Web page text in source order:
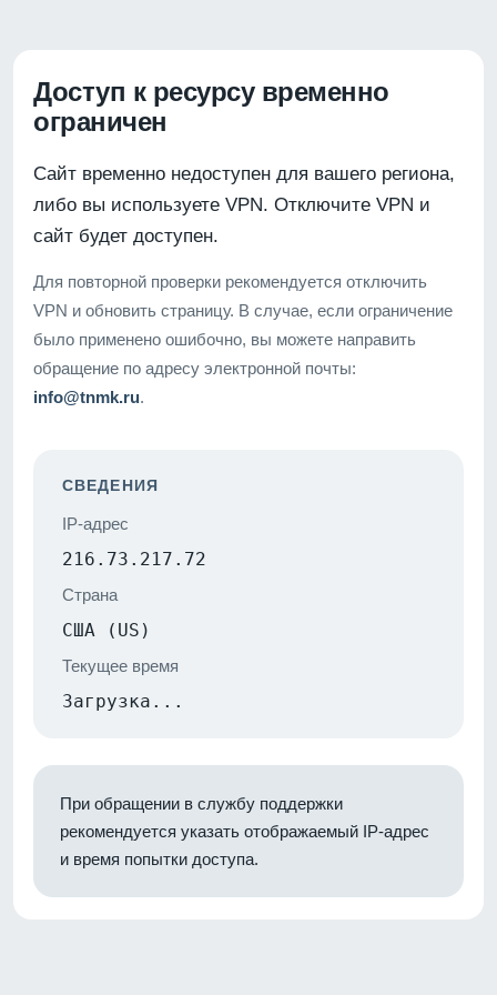
Доступ к ресурсу временно
ограничен
Сайт временно недоступен для вашего региона,
либо вы используете VPN. Отключите VPN и
сайт будет доступен.
Для повторной проверки рекомендуется отключить
VPN и обновить страницу. В случае, если ограничение
было применено ошибочно, вы можете направить
обращение по адресу электронной почты:
info@tnmk.ru.
СВЕДЕНИЯ
IP-адрес
216.73.217.72
Страна
США (US)
Текущее время
Загрузка...
При обращении в службу поддержки
рекомендуется указать отображаемый IP-адрес
и время попытки доступа.